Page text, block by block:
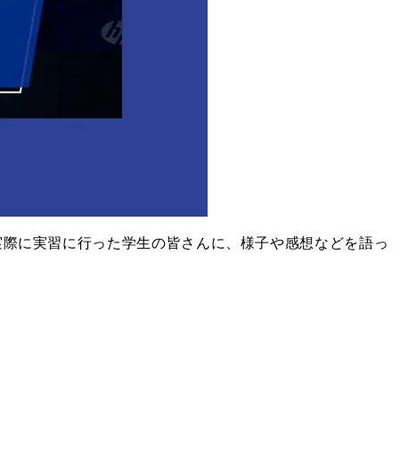
に実習に行った学生の皆さんに、様子や感想などを語っ